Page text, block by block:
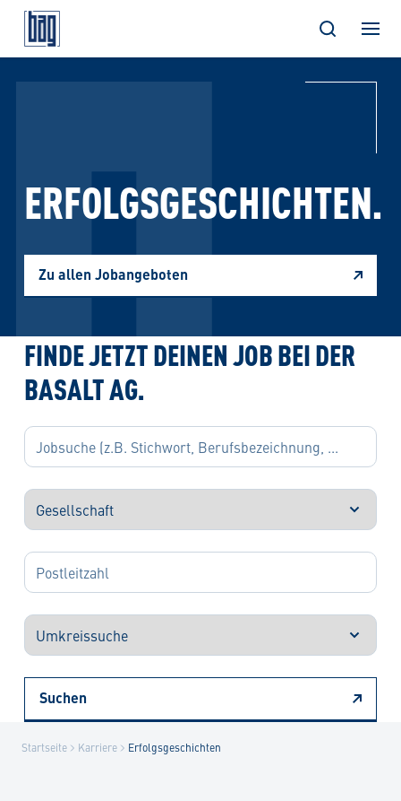
ERFOLGSGESCHICHTEN.
Zu allen Jobangeboten
FINDE JETZT DEINEN JOB BEI DER
BASALT AG.
Suchen
Startseite Karriere Erfolgsgeschichten